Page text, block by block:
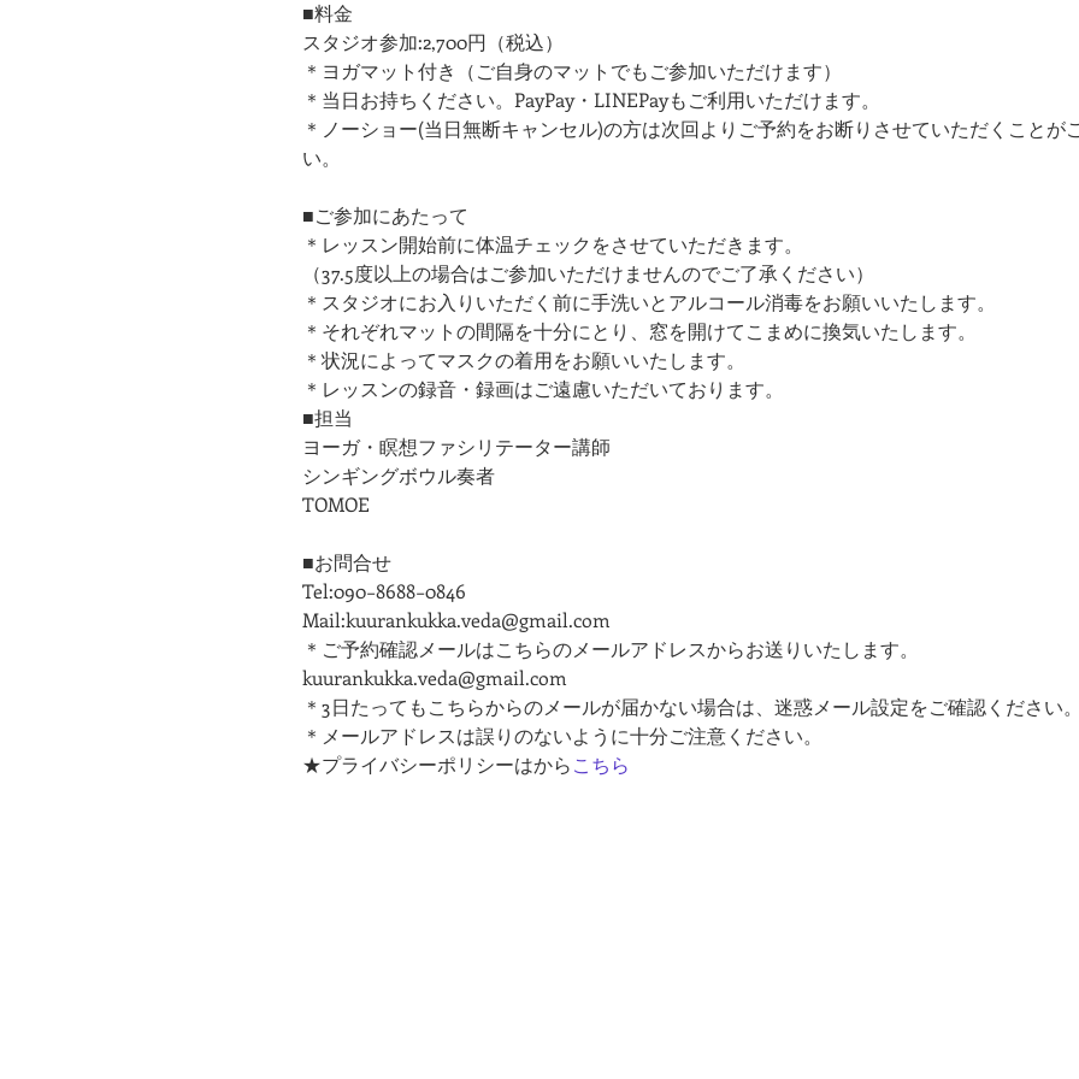
■料金
スタジオ参加:2,700円（税込）
＊ヨガマット付き（ご自身のマットでもご参加いただけます）
＊当日お持ちください。PayPay・LINEPayもご利用いただけます。
＊ノーショー(当日無断キャンセル)の方は次回よりご予約をお断りさせていただくことが
い。
■ご参加にあたって
＊レッスン開始前に体温チェックをさせていただきます。
（37.5度以上の場合はご参加いただけませんのでご了承ください）
＊スタジオにお入りいただく前に手洗いとアルコール消毒をお願いいたします。
​＊それぞれマットの間隔を十分にとり、窓を開けてこまめに換気いたします。
＊状況によってマスクの着用をお願いいたします。
＊レッスンの録音・録画はご遠慮いただいております。
■担当
ヨーガ・瞑想ファシリテーター講師
シンギングボウル奏者
​TOMOE
■お問合せ
Tel:090−8688−0846
Mail:kuurankukka.veda@gmail.com
＊ご予約確認メールはこちらのメールアドレスからお送りいたします。
kuurankukka.veda@gmail.com
＊3日たってもこちらからのメールが届かない場合は、迷惑メール設定をご確認ください。
＊メールアドレスは誤りのないように十分ご注意ください。
★プライバシーポリシーはからこちら